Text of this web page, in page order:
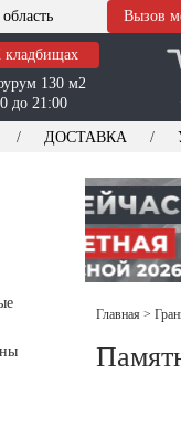
Вызов
кладбищах
130 м2
до 21:00
ДОСТАВКА
Главная >